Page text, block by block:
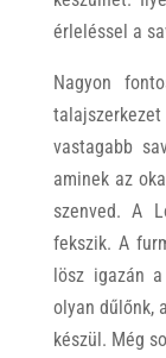
érleléssel a
Nagyon
vastagabb
aminek az
szenved. A
fekszik. A
lösz igazán
olyan dűlőnk,
készül. Még